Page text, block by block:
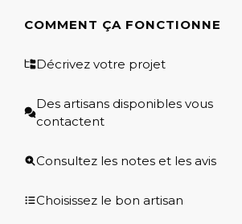
COMMENT ÇA FONCTIONNE
Décrivez votre projet
Des artisans disponibles vous
contactent
Consultez les notes et les avis
Choisissez le bon artisan